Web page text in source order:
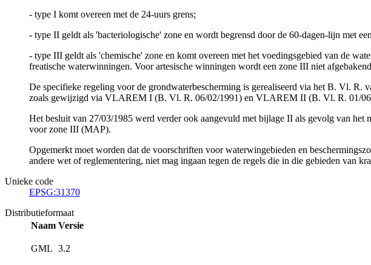
- type I komt overeen met de 24-uurs grens;
- type II geldt als 'bacteriologische' zone en wordt begrensd door de 60-dagen-lijn met
- type III geldt als 'chemische' zone en komt overeen met het voedingsgebied van de
freatische waterwinningen. Voor artesische winningen wordt een zone III niet
De specifieke regeling voor de grondwaterbescherming is gerealiseerd via het B. Vl. R.
zoals gewijzigd via VLAREM I (B. Vl. R. 06/02/1991) en VLAREM II (B. Vl. R. 01/
Het besluit van 27/03/1985 werd verder ook aangevuld met bijlage II als gevolg van
voor zone III (MAP).
Opgemerkt moet worden dat de voorschriften voor waterwingebieden en
andere wet of reglementering, niet mag ingaan tegen de regels die in die gebieden van
Unieke code
EPSG:31370
Distributieformaat
Naam Versie
GML 3.2